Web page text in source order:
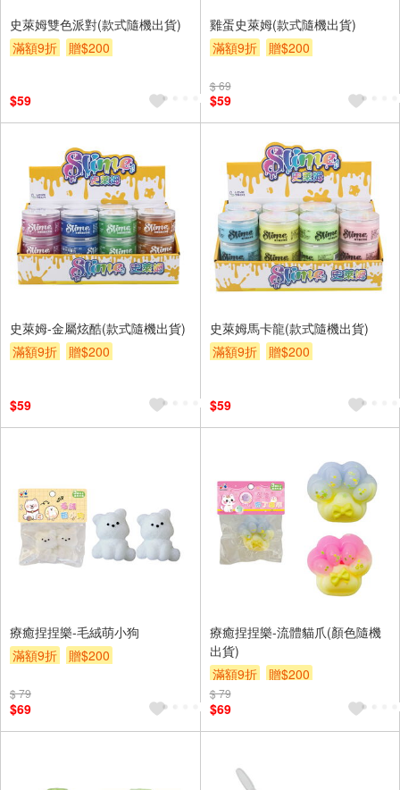
史萊姆雙色派對(款式隨機出貨)
滿額9折
贈$200
$59
雞蛋史萊姆(款式隨機出貨)
滿額9折
贈$200
$ 69
$59
史萊姆-金屬炫酷(款式隨機出貨)
滿額9折
贈$200
$59
史萊姆馬卡龍(款式隨機出貨)
滿額9折
贈$200
$59
療癒捏捏樂-毛絨萌小狗
滿額9折
贈$200
$ 79
$69
療癒捏捏樂-流體貓爪(顏色隨機
出貨)
滿額9折
贈$200
$ 79
$69